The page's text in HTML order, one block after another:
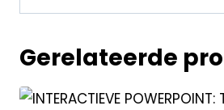
Gerelateerde